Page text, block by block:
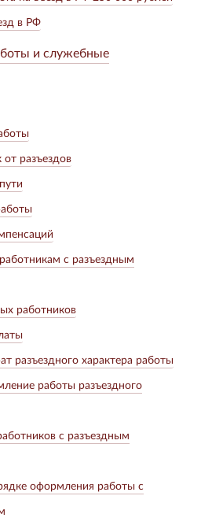
в РФ
и служебные
разъездов
с разъездным
работников
разъездного характера работы
работы разъездного
с разъездным
оформления работы с